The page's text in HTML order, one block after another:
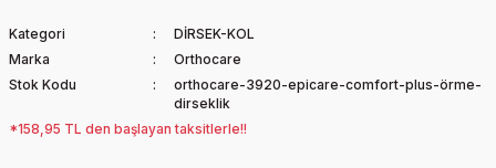
Kategori
DİRSEK-KOL
Marka
Orthocare
Stok Kodu
orthocare-3920-epicare-comfort-plus-örme-
dirseklik
*158,95 TL den başlayan taksitlerle!!